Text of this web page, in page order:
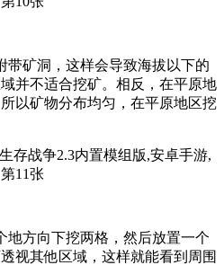
带矿洞，这样会导致海拔以下的
并不适合挖矿。相反，在平原地
以矿物分布均匀，在平原地区挖
地方向下挖两格，然后放置一个
视其他区域，这样就能看到周围